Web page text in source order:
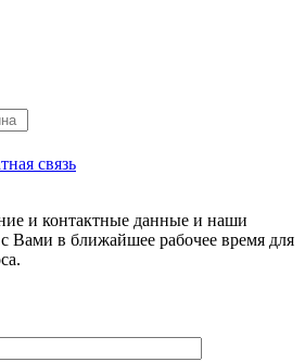
связь
и контактные данные и наши
Вами в ближайшее рабочее время для